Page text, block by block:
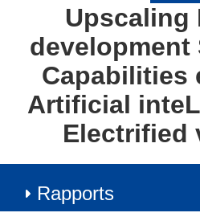
Upscaling
development
Capabilities
Artificial
Electrified
Rapports